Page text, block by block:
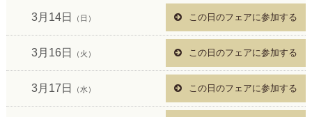
3月14日 （日） この日のフェアに参加する
3月16日 （火） この日のフェアに参加する
3月17日 （水） この日のフェアに参加する